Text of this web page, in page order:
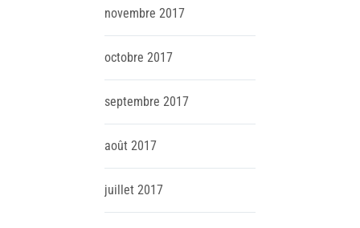
novembre 2017
octobre 2017
septembre 2017
août 2017
juillet 2017